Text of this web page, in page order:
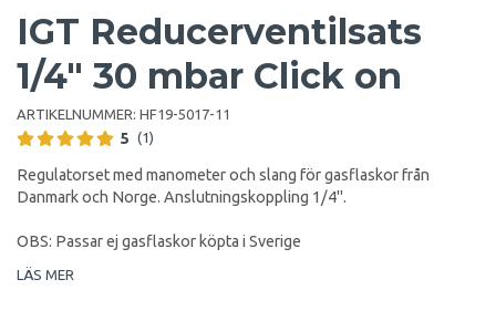
IGT Reducerventilsats
1/4" 30 mbar Click on
ARTIKELNUMMER: HF19-5017-11
5 (1)
Regulatorset med manometer och slang för gasflaskor från
Danmark och Norge. Anslutningskoppling 1/4".
OBS: Passar ej gasflaskor köpta i Sverige
LÄS MER